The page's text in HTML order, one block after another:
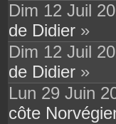
Dim 12 Juil
de Didier »
Dim 12 Juil
de Didier »
Lun 29 Juin
côte